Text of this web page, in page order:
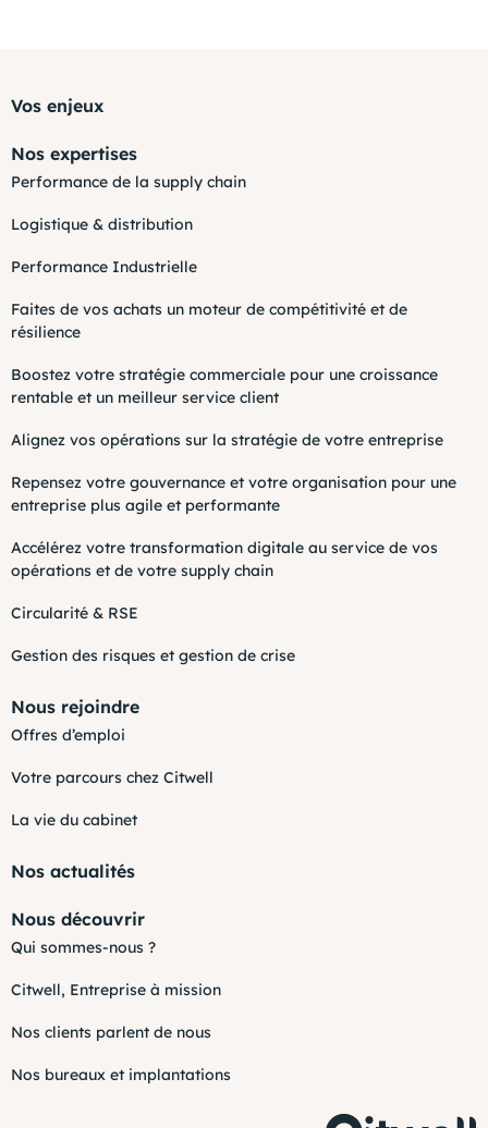
Vos enjeux
Nos expertises
Performance de la supply chain
Logistique & distribution
Performance Industrielle
Faites de vos achats un moteur de compétitivité et de
résilience
Boostez votre stratégie commerciale pour une croissance
rentable et un meilleur service client
Alignez vos opérations sur la stratégie de votre entreprise
Repensez votre gouvernance et votre organisation pour une
entreprise plus agile et performante
Accélérez votre transformation digitale au service de vos
opérations et de votre supply chain
Circularité & RSE
Gestion des risques et gestion de crise
Nous rejoindre
Offres d’emploi
Votre parcours chez Citwell
La vie du cabinet
Nos actualités
Nous découvrir
Qui sommes-nous ?
Citwell, Entreprise à mission
Nos clients parlent de nous
Nos bureaux et implantations